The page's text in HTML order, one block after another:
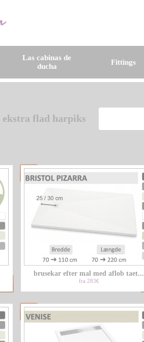
Las cabinas de
ducha
Fittings
ekstra flad harpiks
brusekar efter mal med aflob taet...
fra 283€